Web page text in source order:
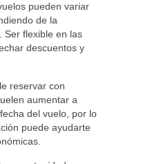
pueden variar
de la
Ser flexible en las
descuentos y
reservar con
aumentar a
del vuelo, por lo
puede ayudarte